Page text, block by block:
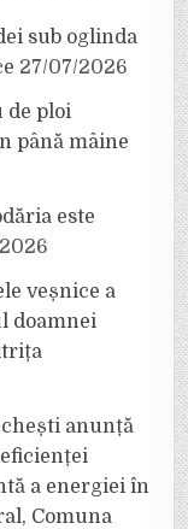
sub oglinda
27/07/2026
de ploi
până mâine
este
veșnice a
doamnei
anunță
a energiei în
Comuna